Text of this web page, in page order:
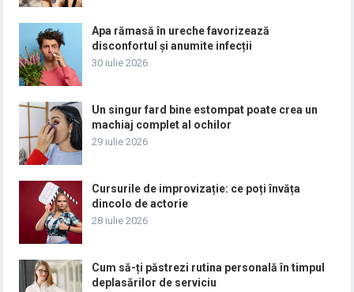
Apa rămasă în ureche favorizează
disconfortul și anumite infecții
30 iulie 2026
Un singur fard bine estompat poate crea un
machiaj complet al ochilor
29 iulie 2026
Cursurile de improvizație: ce poți învăța
dincolo de actorie
28 iulie 2026
Cum să-ți păstrezi rutina personală în timpul
deplasărilor de serviciu